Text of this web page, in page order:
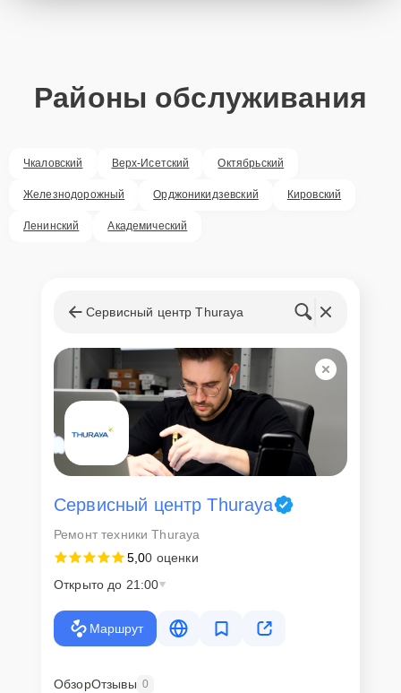
Районы обслуживания
Чкаловский Верх-Исетский Октябрьский
Железнодорожный Орджоникидзевский Кировский
Ленинский Академический
Сервисный центр Thuraya
Сервисный центр Thuraya
Ремонт техники Thuraya
5,00 оценки
Открыто до 21:00
Маршрут
ОбзорОтзывы 0